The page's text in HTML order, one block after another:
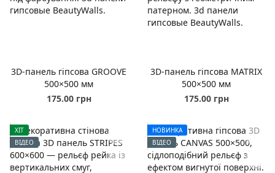
3D-панель гіпсова GROOVE
500×500 мм
175.00 грн
3D-панель гіпсова MATRIX
500×500 мм
175.00 грн
ХІТ
ВІДЕО
НОВИНКА
ВІДЕО